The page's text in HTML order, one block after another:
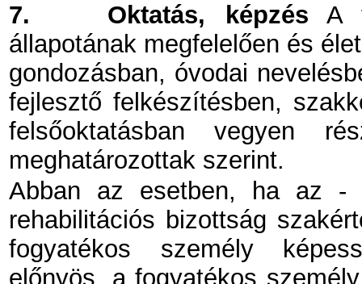
7.
Oktatás, képzés A
állapotának megfelelően és
gondozásban, óvodai
fejlesztő felkészítésben,
felsőoktatásban vegyen
meghatározottak szerint.
Abban az esetben, ha az -
rehabilitációs bizottság
fogyatékos személy
előnyös, a fogyatékos